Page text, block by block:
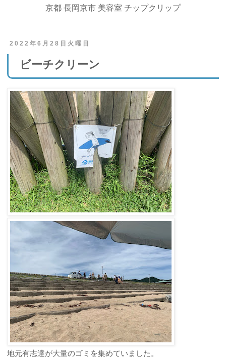
京都 長岡京市 美容室 チップクリップ
2022年6月28日火曜日
ビーチクリーン
地元有志達が大量のゴミを集めていました。